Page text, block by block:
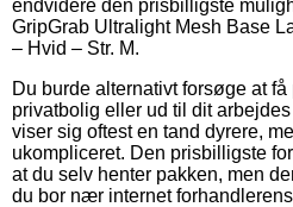
endvidere den prisbilligste
GripGrab Ultralight Mesh Base
– Hvid – Str. M.
Du burde alternativt forsøge at
privatbolig eller ud til dit
viser sig oftest en tand dyrere,
ukompliceret. Den prisbilligste
at du selv henter pakken, men
du bor nær internet